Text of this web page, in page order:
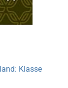
Klasse